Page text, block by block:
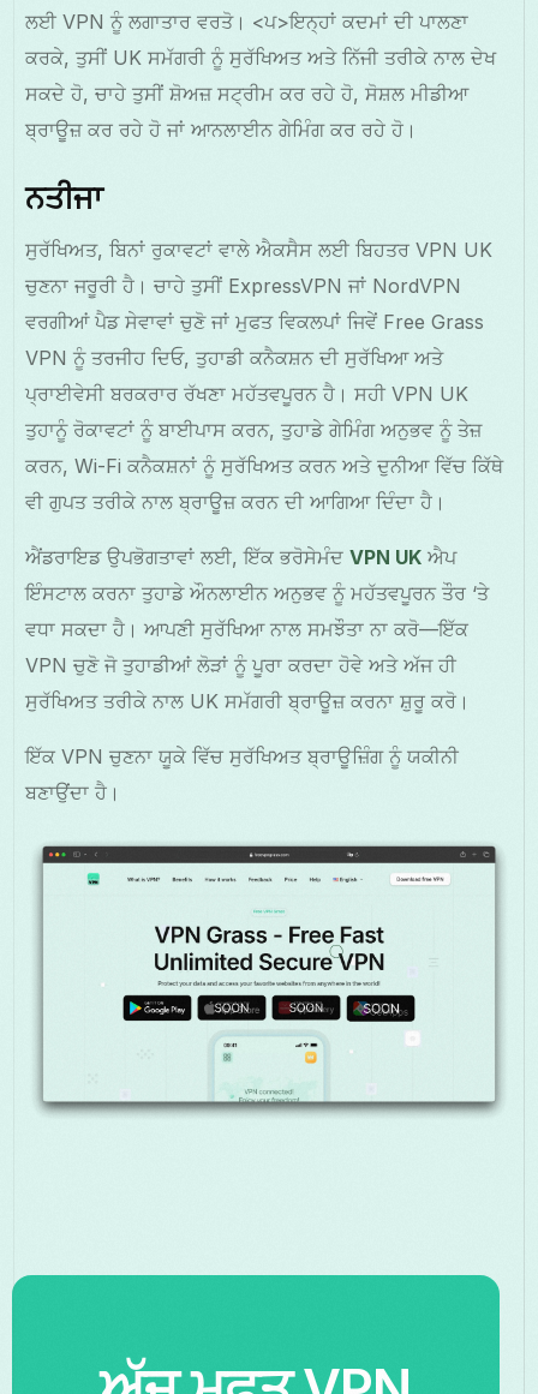
ਲਈ VPN ਨੂੰ ਲਗਾਤਾਰ ਵਰਤੋ। <ਪ>ਇਨ੍ਹਾਂ ਕਦਮਾਂ ਦੀ ਪਾਲਣਾ
ਕਰਕੇ, ਤੁਸੀਂ UK ਸਮੱਗਰੀ ਨੂੰ ਸੁਰੱਖਿਅਤ ਅਤੇ ਨਿੱਜੀ ਤਰੀਕੇ ਨਾਲ ਦੇਖ
ਸਕਦੇ ਹੋ, ਚਾਹੇ ਤੁਸੀਂ ਸ਼ੋਅਜ਼ ਸਟ੍ਰੀਮ ਕਰ ਰਹੇ ਹੋ, ਸੋਸ਼ਲ ਮੀਡੀਆ
ਬ੍ਰਾਊਜ਼ ਕਰ ਰਹੇ ਹੋ ਜਾਂ ਆਨਲਾਈਨ ਗੇਮਿੰਗ ਕਰ ਰਹੇ ਹੋ।
ਨਤੀਜਾ
ਸੁਰੱਖਿਅਤ, ਬਿਨਾਂ ਰੁਕਾਵਟਾਂ ਵਾਲੇ ਐਕਸੈਸ ਲਈ ਬਿਹਤਰ VPN UK
ਚੁਣਨਾ ਜਰੂਰੀ ਹੈ। ਚਾਹੇ ਤੁਸੀਂ ExpressVPN ਜਾਂ NordVPN
ਵਰਗੀਆਂ ਪੈਡ ਸੇਵਾਵਾਂ ਚੁਣੋ ਜਾਂ ਮੁਫਤ ਵਿਕਲਪਾਂ ਜਿਵੇਂ Free Grass
VPN ਨੂੰ ਤਰਜੀਹ ਦਿਓ, ਤੁਹਾਡੀ ਕਨੈਕਸ਼ਨ ਦੀ ਸੁਰੱਖਿਆ ਅਤੇ
ਪ੍ਰਾਈਵੇਸੀ ਬਰਕਰਾਰ ਰੱਖਣਾ ਮਹੱਤਵਪੂਰਨ ਹੈ। ਸਹੀ VPN UK
ਤੁਹਾਨੂੰ ਰੋਕਾਵਟਾਂ ਨੂੰ ਬਾਈਪਾਸ ਕਰਨ, ਤੁਹਾਡੇ ਗੇਮਿੰਗ ਅਨੁਭਵ ਨੂੰ ਤੇਜ਼
ਕਰਨ, Wi-Fi ਕਨੈਕਸ਼ਨਾਂ ਨੂੰ ਸੁਰੱਖਿਅਤ ਕਰਨ ਅਤੇ ਦੁਨੀਆ ਵਿੱਚ ਕਿੱਥੇ
ਵੀ ਗੁਪਤ ਤਰੀਕੇ ਨਾਲ ਬ੍ਰਾਊਜ਼ ਕਰਨ ਦੀ ਆਗਿਆ ਦਿੰਦਾ ਹੈ।
ਐਂਡਰਾਇਡ ਉਪਭੋਗਤਾਵਾਂ ਲਈ, ਇੱਕ ਭਰੋਸੇਮੰਦVPN UK ਐਪ
ਇੰਸਟਾਲ ਕਰਨਾ ਤੁਹਾਡੇ ਔਨਲਾਈਨ ਅਨੁਭਵ ਨੂੰ ਮਹੱਤਵਪੂਰਨ ਤੌਰ ‘ਤੇ
ਵਧਾ ਸਕਦਾ ਹੈ। ਆਪਣੀ ਸੁਰੱਖਿਆ ਨਾਲ ਸਮਝੌਤਾ ਨਾ ਕਰੋ—ਇੱਕ
VPN ਚੁਣੋ ਜੋ ਤੁਹਾਡੀਆਂ ਲੋੜਾਂ ਨੂੰ ਪੂਰਾ ਕਰਦਾ ਹੋਵੇ ਅਤੇ ਅੱਜ ਹੀ
ਸੁਰੱਖਿਅਤ ਤਰੀਕੇ ਨਾਲ UK ਸਮੱਗਰੀ ਬ੍ਰਾਊਜ਼ ਕਰਨਾ ਸ਼ੁਰੂ ਕਰੋ।
ਇੱਕ VPN ਚੁਣਨਾ ਯੂਕੇ ਵਿੱਚ ਸੁਰੱਖਿਅਤ ਬ੍ਰਾਊਜ਼ਿੰਗ ਨੂੰ ਯਕੀਨੀ
ਬਣਾਉਂਦਾ ਹੈ।